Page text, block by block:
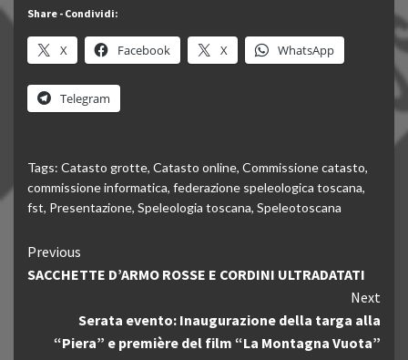
Share - Condividi:
X Facebook X WhatsApp
Telegram
Tags: Catasto grotte, Catasto online, Commissione catasto,
commissione informatica, federazione speleologica toscana,
fst, Presentazione, Speleologia toscana, Speleotoscana
Continue
Reading
Previous
SACCHETTE D’ARMO ROSSE E CORDINI ULTRADATATI
Next
Serata evento: Inaugurazione della targa alla
“Piera” e première del film “La Montagna Vuota”